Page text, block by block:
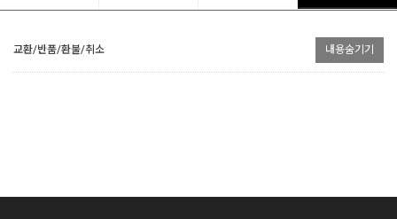
교환/반품/환불/취소 내용숨기기